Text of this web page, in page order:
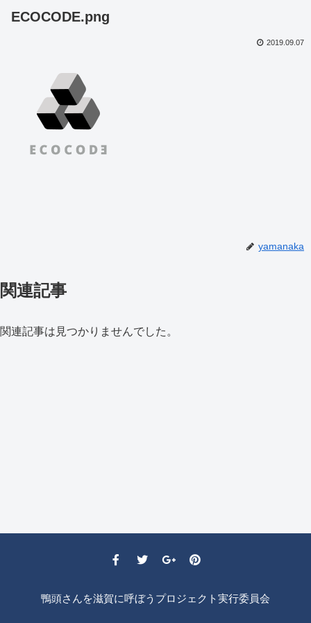
ECOCODE.png
2019.09.07
yamanaka
関連記事
関連記事は見つかりませんでした。
鴨頭さんを滋賀に呼ぼうプロジェクト実行委員会